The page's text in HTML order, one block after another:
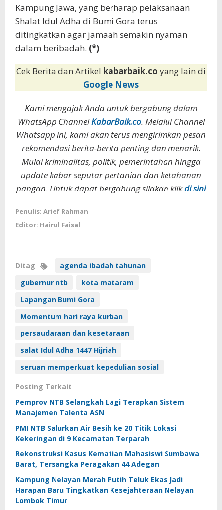
Kampung Jawa, yang berharap pelaksanaan
Shalat Idul Adha di Bumi Gora terus
ditingkatkan agar jamaah semakin nyaman
dalam beribadah. (*)
Cek Berita dan Artikel kabarbaik.co yang lain di
Google News
Kami mengajak Anda untuk bergabung dalam
WhatsApp ChannelKabarBaik.co. Melalui Channel
Whatsapp ini, kami akan terus mengirimkan pesan
rekomendasi berita-berita penting dan menarik.
Mulai kriminalitas, politik, pemerintahan hingga
update kabar seputar pertanian dan ketahanan
pangan. Untuk dapat bergabung silakan klikdi sini
Penulis: Arief Rahman
Editor: Hairul Faisal
Ditag
agenda ibadah tahunan
gubernur ntb
kota mataram
Lapangan Bumi Gora
Momentum hari raya kurban
persaudaraan dan kesetaraan
salat Idul Adha 1447 Hijriah
seruan memperkuat kepedulian sosial
Posting Terkait
Pemprov NTB Selangkah Lagi Terapkan Sistem
Manajemen Talenta ASN
PMI NTB Salurkan Air Besih ke 20 Titik Lokasi
Kekeringan di 9 Kecamatan Terparah
Rekonstruksi Kasus Kematian Mahasiswi Sumbawa
Barat, Tersangka Peragakan 44 Adegan
Kampung Nelayan Merah Putih Teluk Ekas Jadi
Harapan Baru Tingkatkan Kesejahteraan Nelayan
Lombok Timur